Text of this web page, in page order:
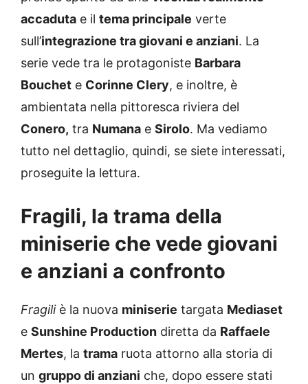
accaduta e il tema principale verte
sull’integrazione tra giovani e anziani. La
serie vede tra le protagoniste Barbara
Bouchet e Corinne Clery, e inoltre, è
ambientata nella pittoresca riviera del
Conero, tra Numana e Sirolo. Ma vediamo
tutto nel dettaglio, quindi, se siete interessati,
proseguite la lettura.
Fragili, la trama della
miniserie che vede giovani
e anziani a confronto
Fragiliè la nuova miniserie targata Mediaset
e Sunshine Production diretta da Raffaele
Mertes, la trama ruota attorno alla storia di
un gruppo di anziani che, dopo essere stati